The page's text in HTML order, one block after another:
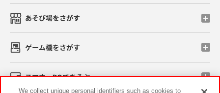
あそび場をさがす
ゲーム機をさがす
スマホ・PCであそぶ
We collect unique personal identifiers such as cookies to